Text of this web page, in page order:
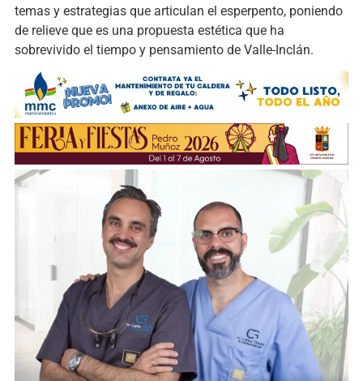
temas y estrategias que articulan el esperpento, poniendo
de relieve que es una propuesta estética que ha
sobrevivido el tiempo y pensamiento de Valle-Inclán.